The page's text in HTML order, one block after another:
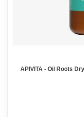
APIVITA - Oil Roots Dry Ends Σαμπουάν με Τσουκνίδα Πρόπολη |